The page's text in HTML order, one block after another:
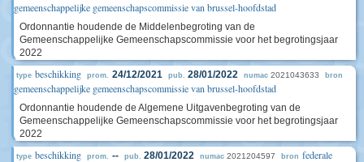
gemeenschappelijke gemeenschapscommissie van brussel-hoofdstad
Ordonnantie houdende de Middelenbegroting van de
Gemeenschappelijke Gemeenschapscommissie voor het begrotingsjaar
2022
type beschikking prom. 24/12/2021 pub. 28/01/2022 numac 2021043633 bron
gemeenschappelijke gemeenschapscommissie van brussel-hoofdstad
Ordonnantie houdende de Algemene Uitgavenbegroting van de
Gemeenschappelijke Gemeenschapscommissie voor het begrotingsjaar
2022
type beschikking prom. -- pub. 28/01/2022 numac 2021204597 bron federale